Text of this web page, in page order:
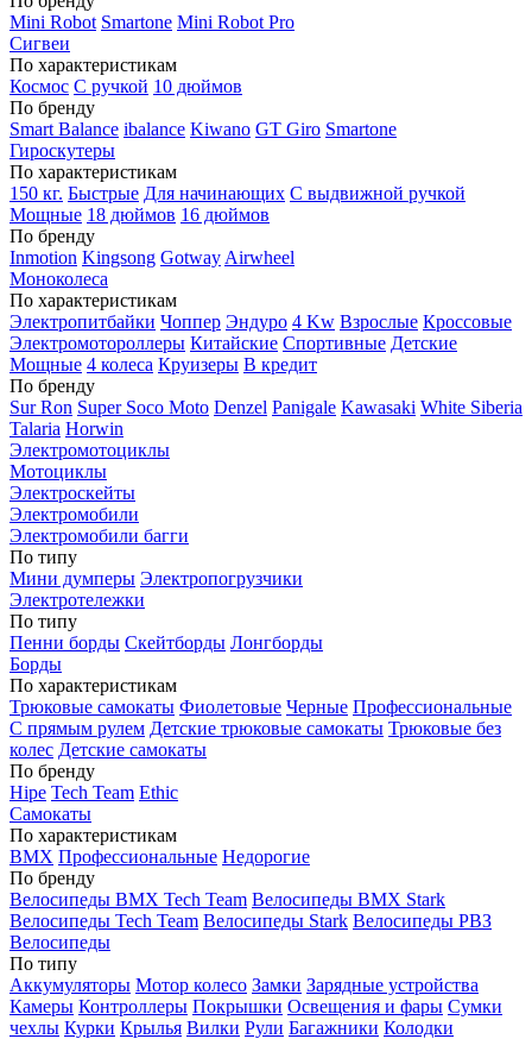
Mini Robot Smartone Mini Robot Pro
Сигвеи
По характеристикам
Космос С ручкой 10 дюймов
По бренду
Smart Balance ibalance Kiwano GT Giro Smartone
Гироскутеры
По характеристикам
150 кг. Быстрые Для начинающих С выдвижной ручкой
Мощные 18 дюймов 16 дюймов
По бренду
Inmotion Kingsong Gotway Airwheel
Моноколеса
По характеристикам
Электропитбайки Чоппер Эндуро 4 Kw Взрослые Кроссовые
Электромотороллеры Китайские Спортивные Детские
Мощные 4 колеса Круизеры В кредит
По бренду
Sur Ron Super Soco Moto Denzel Panigale Kawasaki White Siberia
Talaria Horwin
Электромотоциклы
Мотоциклы
Электроскейты
Электромобили
Электромобили багги
По типу
Мини думперы Электропогрузчики
Электротележки
По типу
Пенни борды Скейтборды Лонгборды
Борды
По характеристикам
Трюковые самокаты Фиолетовые Черные Профессиональные
С прямым рулем Детские трюковые самокаты Трюковые без
колес Детские самокаты
По бренду
Hipe Tech Team Ethic
Самокаты
По характеристикам
BMX Профессиональные Недорогие
По бренду
Велосипеды BMX Tech Team Велосипеды BMX Stark
Велосипеды Tech Team Велосипеды Stark Велосипеды РВЗ
Велосипеды
По типу
Аккумуляторы Мотор колесо Замки Зарядные устройства
Камеры Контроллеры Покрышки Освещения и фары Сумки
чехлы Курки Крылья Вилки Рули Багажники Колодки